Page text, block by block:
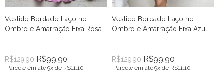
Vestido Bordado Laço no
Ombro e Amarração Fixa Rosa
R$129,90 R$99,90
Parcele em até 9x de R$11,10
Vestido Bordado Laço no
Ombro e Amarração Fixa Azul
R$129,90 R$99,90
Parcele em até 9x de R$11,10